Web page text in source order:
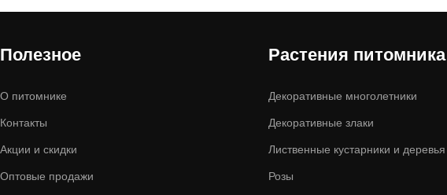
Полезное
О питомнике
Контакты
Акции и скидки
Оптовые продажи
Растения питомника
Декоративные многолетники
Декоративные злаки
Лиственные кустарники и деревья
Розы